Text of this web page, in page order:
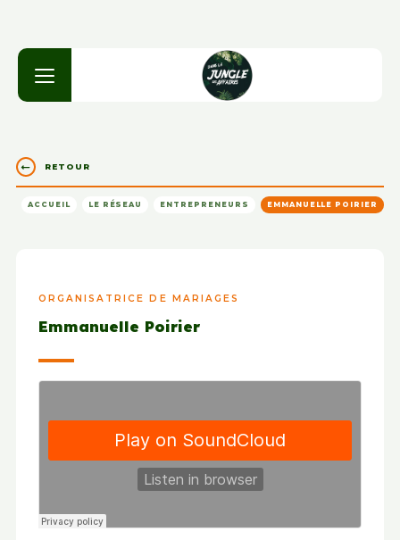
RETOUR
ACCUEIL LE RÉSEAU ENTREPRENEURS EMMANUELLE POIRIER
ORGANISATRICE DE MARIAGES
Emmanuelle Poirier